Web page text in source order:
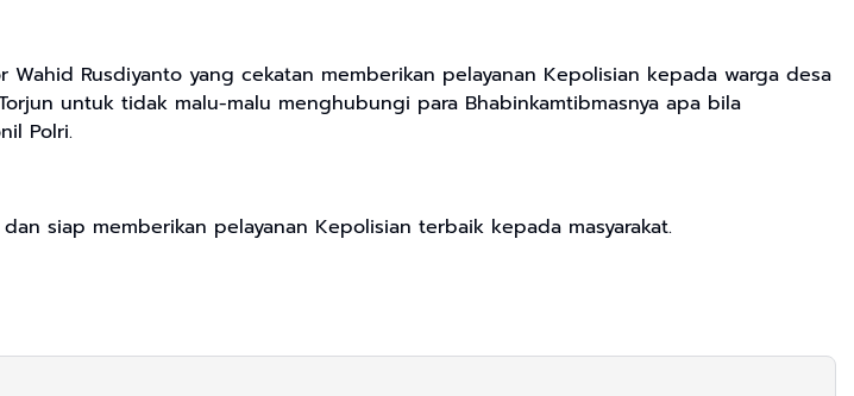
Rusdiyanto yang cekatan memberikan pelayanan Kepolisian kepada warga desa
untuk tidak malu-malu menghubungi para Bhabinkamtibmasnya apa bila
Polri.
siap memberikan pelayanan Kepolisian terbaik kepada masyarakat.